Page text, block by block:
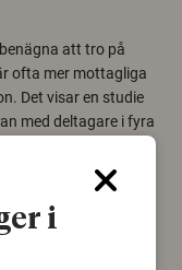
att tro på
ofta mer mottagliga
Det visar en studie
med deltagare i fyra
i